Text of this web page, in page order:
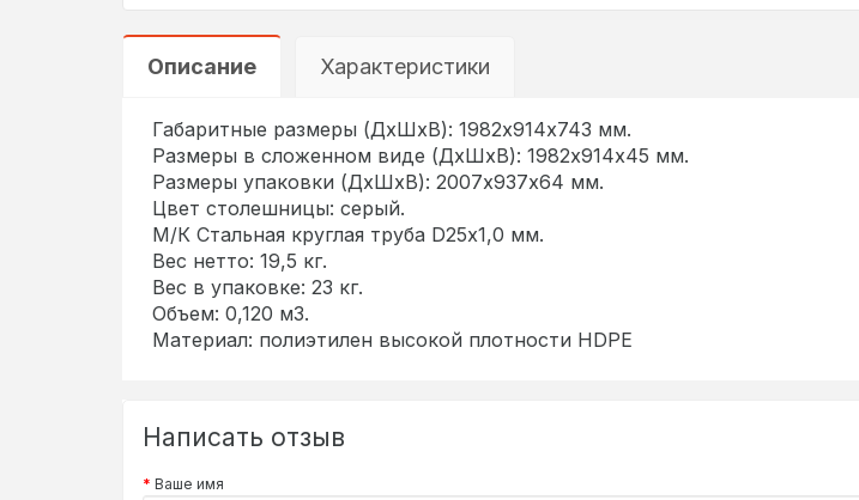
Описание Характеристики
Габаритные размеры (ДхШхВ): 1982х914х743 мм.
Размеры в сложенном виде (ДхШхВ): 1982х914х45 мм.
Размеры упаковки (ДхШхВ): 2007х937х64 мм.
Цвет столешницы: серый.
М/К Стальная круглая труба D25х1,0 мм.
Вес нетто: 19,5 кг.
Вес в упаковке: 23 кг.
Объем: 0,120 м3.
Материал: полиэтилен высокой плотности HDPE
Написать отзыв
Ваше имя